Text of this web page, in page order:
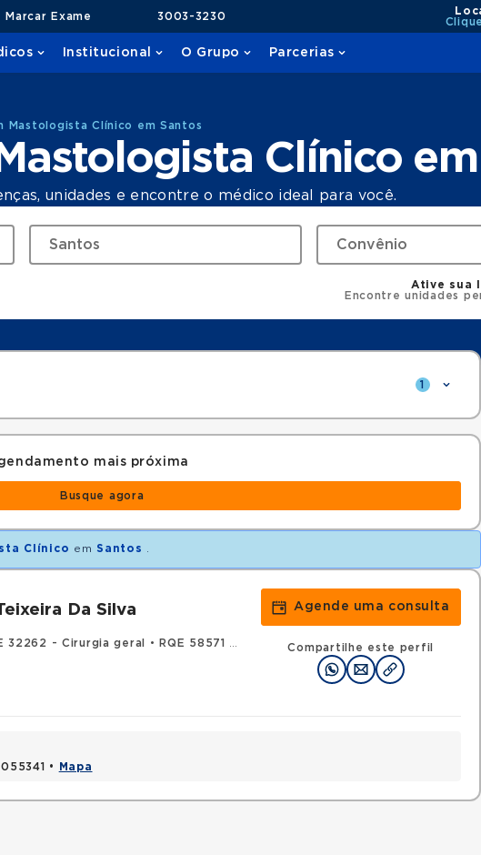
Marcar Exame 3003-3230
Institucional O Grupo Parcerias
Mastologista Clínico em Santos
Clínico
unidades e encontre o médico ideal para você.
Ative sua
Encontre unidades
1
mais próxima
Busque agora
Clínico em Santos
Da Silva
32262 - Cirurgia geral •
RQE 58571 - Cancerologia/cancerologia cirúrgica
Agende uma consulta
Compartilhe este perfil
• Mapa